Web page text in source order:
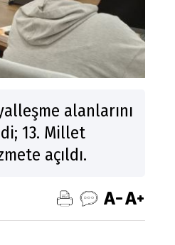
alanlarını
13. Millet
açıldı.